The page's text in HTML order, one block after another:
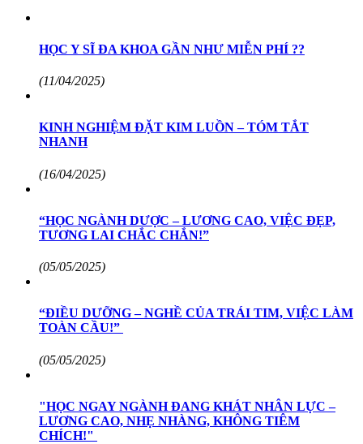
HỌC Y SĨ ĐA KHOA GẦN NHƯ MIỄN PHÍ ??
(11/04/2025)
KINH NGHIỆM ĐẶT KIM LUỒN – TÓM TẮT
NHANH
(16/04/2025)
“HỌC NGÀNH DƯỢC – LƯƠNG CAO, VIỆC ĐẸP,
TƯƠNG LAI CHẮC CHẮN!”
(05/05/2025)
“ĐIỀU DƯỠNG – NGHỀ CỦA TRÁI TIM, VIỆC LÀM
TOÀN CẦU!”
(05/05/2025)
"HỌC NGAY NGÀNH ĐANG KHÁT NHÂN LỰC –
LƯƠNG CAO, NHẸ NHÀNG, KHÔNG TIÊM
CHÍCH!"